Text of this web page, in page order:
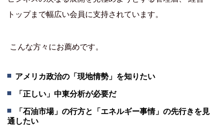
トップまで幅広い会員に支持されています。
こんな方々にお薦めです。
アメリカ政治の「現地情勢」を知りたい
「正しい」中東分析が必要だ
「石油市場」の行方と「エネルギー事情」の先行きを見
通したい